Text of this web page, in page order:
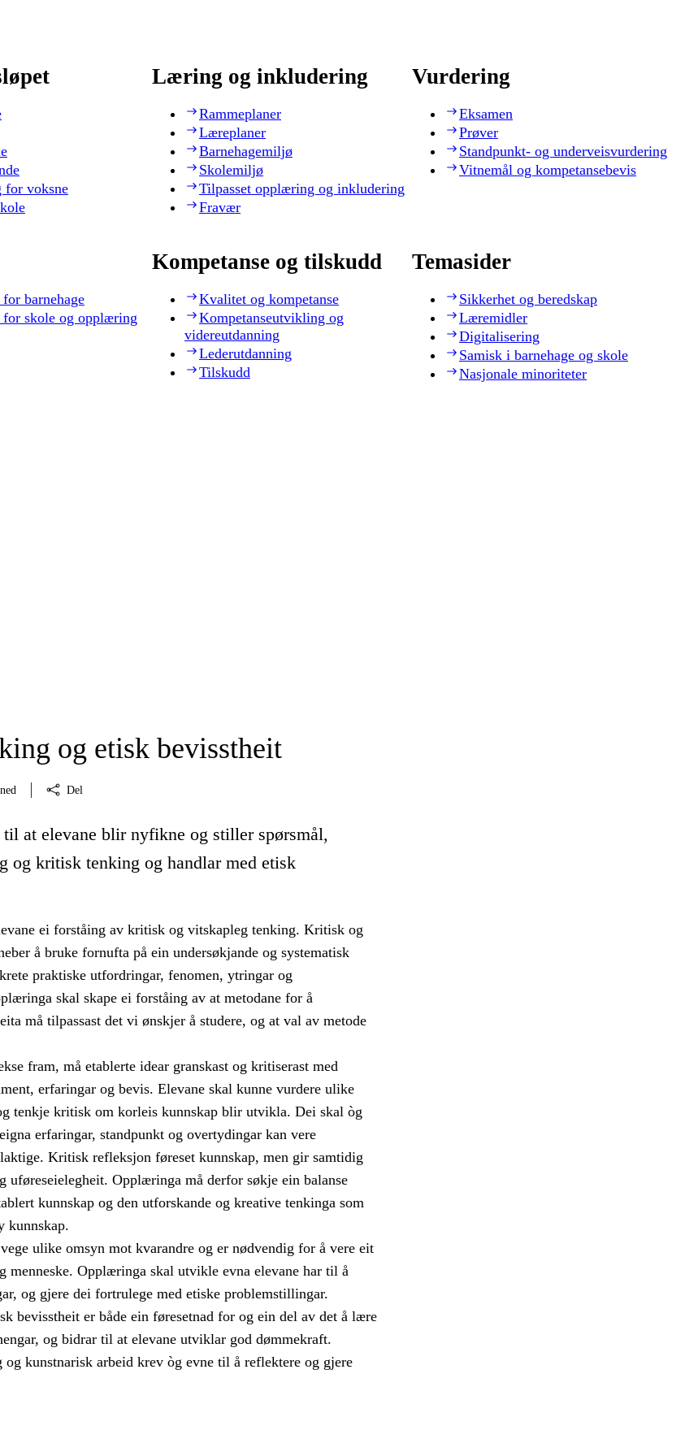
voksne
Læring og inkludering
Rammeplaner
Læreplaner
Barnehagemiljø
Skolemiljø
Tilpasset opplæring og inkludering
Fravær
Vurdering
Eksamen
Prøver
Standpunkt- og underveisvurdering
Vitnemål og kompetansebevis
barnehage
for skole og opplæring
Kompetanse og tilskudd
Kvalitet og kompetanse
Kompetanseutvikling og
videreutdanning
Lederutdanning
Tilskudd
Temasider
Sikkerhet og beredskap
Læremidler
Digitalisering
Samisk i barnehage og skole
Nasjonale minoriteter
og etisk bevisstheit
Del
at elevane blir nyfikne og stiller spørsmål,
og kritisk tenking og handlar med etisk
ei forståing av kritisk og vitskapleg tenking. Kritisk og
å bruke fornufta på ein undersøkjande og systematisk
praktiske utfordringar, fenomen, ytringar og
skal skape ei forståing av at metodane for å
må tilpassast det vi ønskjer å studere, og at val av metode
fram, må etablerte idear granskast og kritiserast med
erfaringar og bevis. Elevane skal kunne vurdere ulike
tenkje kritisk om korleis kunnskap blir utvikla. Dei skal òg
erfaringar, standpunkt og overtydingar kan vere
Kritisk refleksjon føreset kunnskap, men gir samtidig
uføreseielegheit. Opplæringa må derfor søkje ein balanse
kunnskap og den utforskande og kreative tenkinga som
kunnskap.
ulike omsyn mot kvarandre og er nødvendig for å vere eit
menneske. Opplæringa skal utvikle evna elevane har til å
og gjere dei fortrulege med etiske problemstillingar.
bevisstheit er både ein føresetnad for og ein del av det å lære
og bidrar til at elevane utviklar god dømmekraft.
kunstnarisk arbeid krev òg evne til å reflektere og gjere